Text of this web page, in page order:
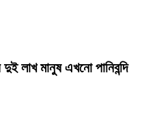
লাখ মানুষ এখনো পানিবন্দি